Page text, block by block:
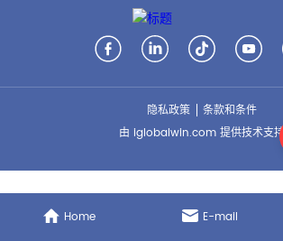
Home E-mail
隐私政策
条款和条件
由 iglobalwin.com 提供技术支持